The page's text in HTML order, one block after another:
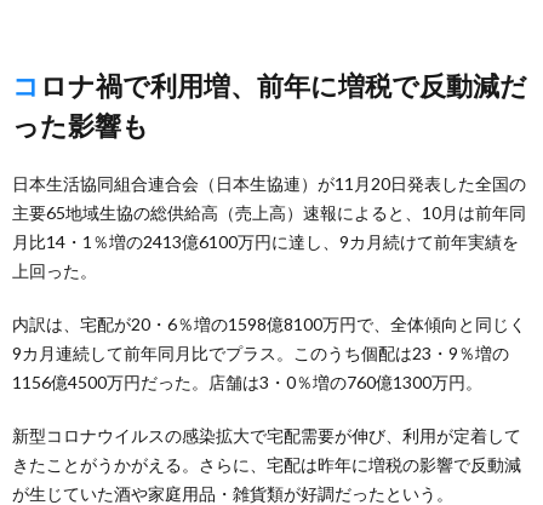
コロナ禍で利用増、前年に増税で反動減だ
った影響も
日本生活協同組合連合会（日本生協連）が11月20日発表した全国の
主要65地域生協の総供給高（売上高）速報によると、10月は前年同
月比14・1％増の2413億6100万円に達し、9カ月続けて前年実績を
上回った。
内訳は、宅配が20・6％増の1598億8100万円で、全体傾向と同じく
9カ月連続して前年同月比でプラス。このうち個配は23・9％増の
1156億4500万円だった。店舗は3・0％増の760億1300万円。
新型コロナウイルスの感染拡大で宅配需要が伸び、利用が定着して
きたことがうかがえる。さらに、宅配は昨年に増税の影響で反動減
が生じていた酒や家庭用品・雑貨類が好調だったという。